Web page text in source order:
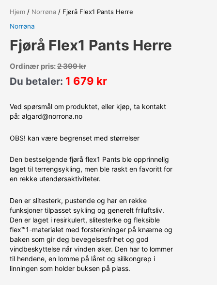
Hjem / Norrøna / Fjørå Flex1 Pants Herre
Norrøna
Fjørå Flex1 Pants Herre
Ordinær pris:2 399kr
Du betaler: 1 679 kr
Ved spørsmål om produktet, eller kjøp, ta kontakt
på: algard@norrona.no
OBS! kan være begrenset med størrelser
Den bestselgende fjørå flex1 Pants ble opprinnelig
laget til terrengsykling, men ble raskt en favoritt for
en rekke utendørsaktiviteter.
Den er slitesterk, pustende og har en rekke
funksjoner tilpasset sykling og generelt friluftsliv.
Den er laget i resirkulert, slitesterke og fleksible
flex™1-materialet med forsterkninger på knærne og
baken som gir deg bevegelsesfrihet og god
vindbeskyttelse når vinden øker. Den har to lommer
til hendene, en lomme på låret og silikongrep i
linningen som holder buksen på plass.